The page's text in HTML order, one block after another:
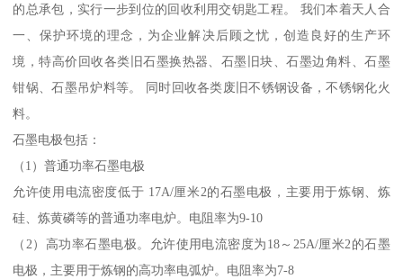
的总承包，实行一步到位的回收利用交钥匙工程。 我们本着天人合
一、保护环境的理念，为企业解决后顾之忧，创造良好的生产环
境，特高价回收各类旧石墨换热器、石墨旧块、石墨边角料、石墨
钳锅、石墨吊炉料等。 同时回收各类废旧不锈钢设备，不锈钢化火
料。
石墨电极包括：
（1）普通功率石墨电极
允许使用电流密度低于 17A/厘米2的石墨电极，主要用于炼钢、炼
硅、炼黄磷等的普通功率电炉。电阻率为9-10
（2）高功率石墨电极。允许使用电流密度为18～25A/厘米2的石墨
电极，主要用于炼钢的高功率电弧炉。电阻率为7-8